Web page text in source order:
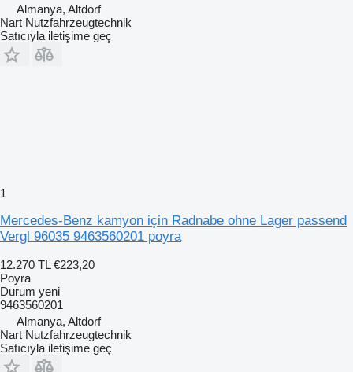
Almanya, Altdorf
Nart Nutzfahrzeugtechnik
Satıcıyla iletişime geç
1
Mercedes-Benz kamyon için Radnabe ohne Lager passend
Vergl 96035 9463560201 poyra
12.270 TL €223,20
Poyra
Durum yeni
9463560201
Almanya, Altdorf
Nart Nutzfahrzeugtechnik
Satıcıyla iletişime geç